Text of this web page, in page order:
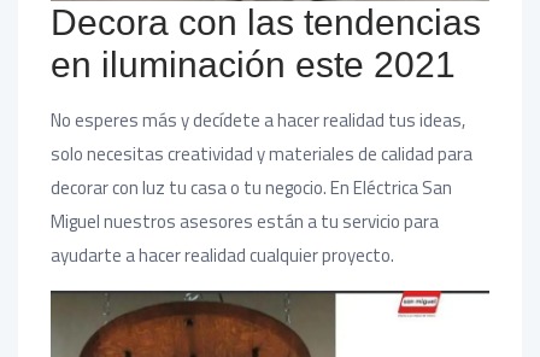
Decora con las tendencias
en iluminación este 2021
No esperes más y decídete a hacer realidad tus ideas,
solo necesitas creatividad y materiales de calidad para
decorar con luz tu casa o tu negocio. En Eléctrica San
Miguel nuestros asesores están a tu servicio para
ayudarte a hacer realidad cualquier proyecto.